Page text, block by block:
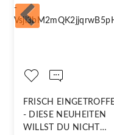
FRISCH
- DIESE NEUHEITEN
WILLST DU NICHT